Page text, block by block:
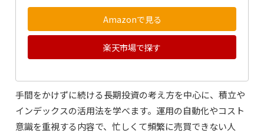
Amazonで見る
楽天市場で探す
手間をかけずに続ける長期投資の考え方を中心に、積立や
インデックスの活用法を学べます。運用の自動化やコスト
意識を重視する内容で、忙しくて頻繁に売買できない人